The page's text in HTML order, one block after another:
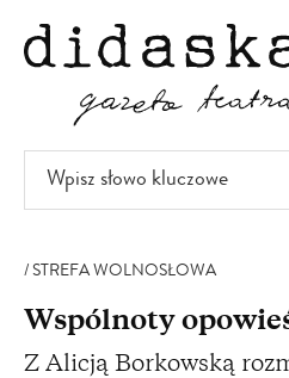
DO
TREŚCI
Wpisz
słowo
STREFA WOLNOSŁOWA
Wspólnoty
Z Alicją Borkowską